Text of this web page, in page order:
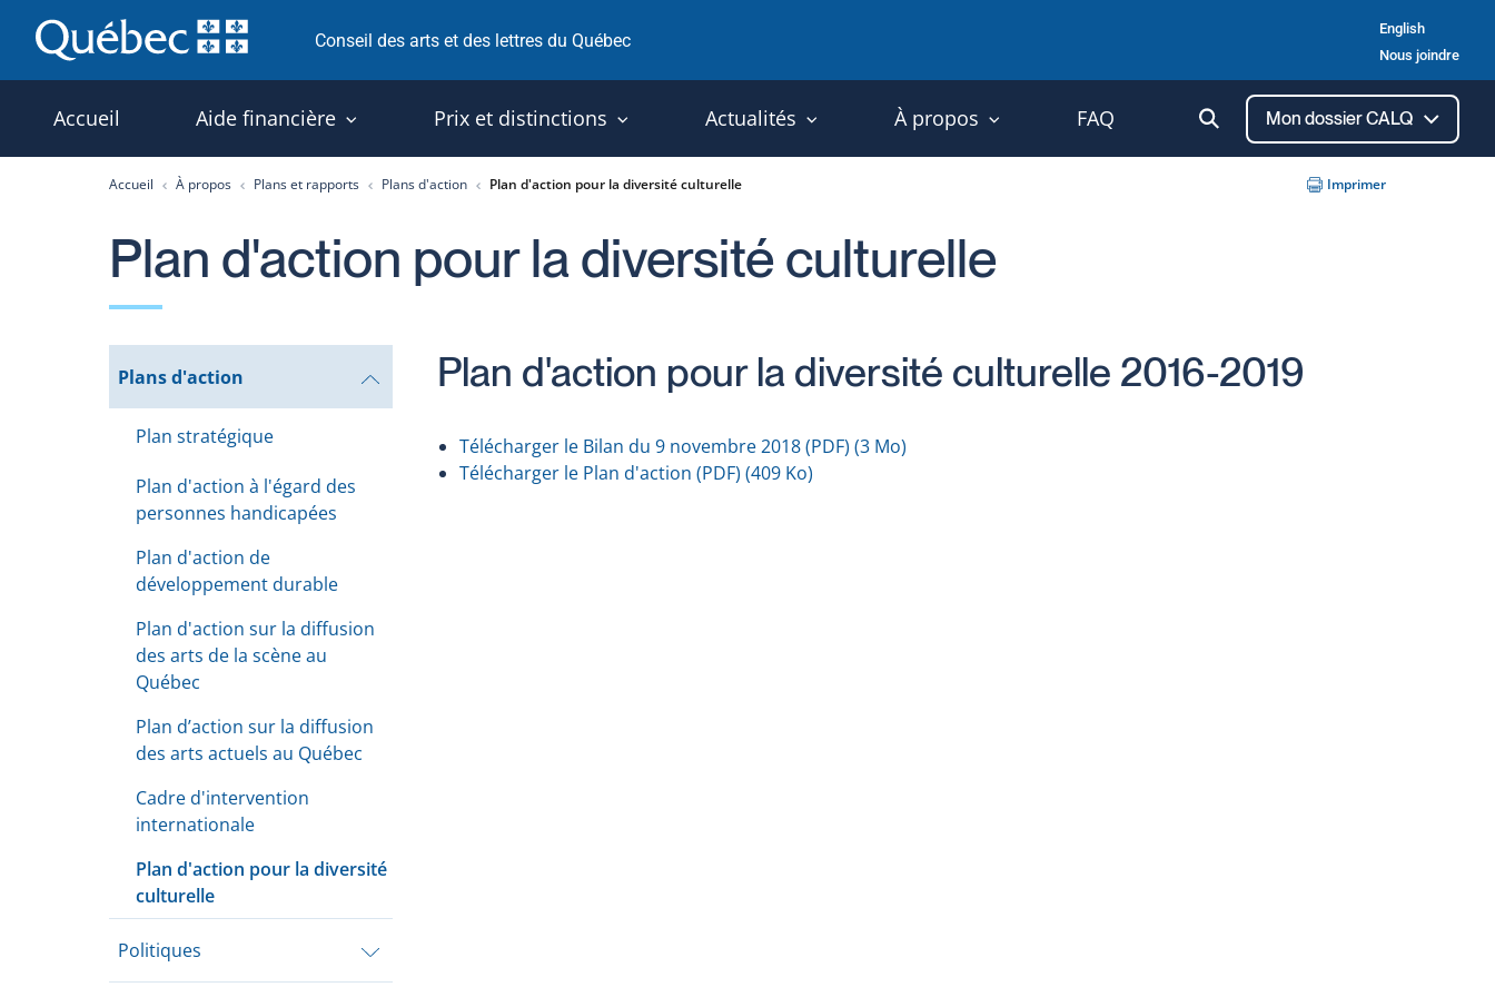
Passer
Conseil des arts et des lettres du Québec
English
Nous joindre
Accueil Aide financière Prix et distinctions Actualités À propos FAQ Ouvrir
la
recherche
Mon dossier CALQ
Accueil À propos Plans et rapports Plans d'action Plan d'action pour la diversité culturelle Imprimer
Plan d'action pour la diversité culturelle
Plans d'action Ouvrir
sous-
Plan stratégique
Plan d'action à l'égard des
personnes handicapées
Plan d'action de
développement durable
Plan d'action sur la diffusion
des arts de la scène au
Québec
Plan d’action sur la diffusion
des arts actuels au Québec
Cadre d'intervention
internationale
Plan d'action pour la diversité
culturelle
Politiques Ouvrir
sous-
Plan d'action pour la diversité culturelle 2016-2019
Télécharger le Bilan du 9 novembre 2018 (PDF) (3 Mo)
Télécharger le Plan d'action (PDF) (409 Ko)